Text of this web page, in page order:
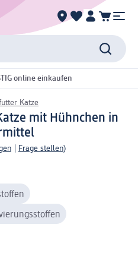
online einkaufen
Katze
mit Hühnchen in
Frage stellen)